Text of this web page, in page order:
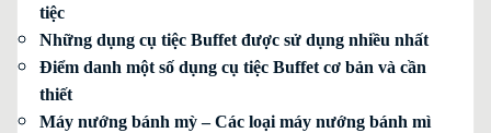
tiệc
Những dụng cụ tiệc Buffet được sử dụng nhiều nhất
Điểm danh một số dụng cụ tiệc Buffet cơ bản và cần
thiết
Máy nướng bánh mỳ – Các loại máy nướng bánh mì